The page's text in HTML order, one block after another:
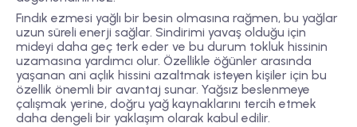
Fındık ezmesi yağlı bir besin olmasına rağmen, bu yağlar
uzun süreli enerji sağlar. Sindirimi yavaş olduğu için
mideyi daha geç terk eder ve bu durum tokluk hissinin
uzamasına yardımcı olur. Özellikle öğünler arasında
yaşanan ani açlık hissini azaltmak isteyen kişiler için bu
özellik önemli bir avantaj sunar. Yağsız beslenmeye
çalışmak yerine, doğru yağ kaynaklarını tercih etmek
daha dengeli bir yaklaşım olarak kabul edilir.